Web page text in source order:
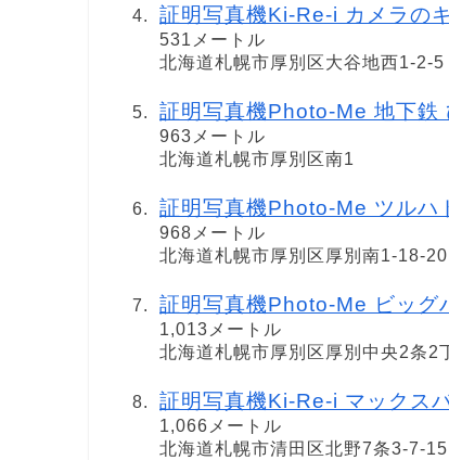
証明写真機Ki-Re-i カメラの
531メートル
北海道札幌市厚別区大谷地西1-2-5
証明写真機Photo-Me 地下鉄
963メートル
北海道札幌市厚別区南1
証明写真機Photo-Me ツルハ
968メートル
北海道札幌市厚別区厚別南1-18-20
証明写真機Photo-Me ビッグ
1,013メートル
北海道札幌市厚別区厚別中央2条2
証明写真機Ki-Re-i マックス
1,066メートル
北海道札幌市清田区北野7条3-7-15